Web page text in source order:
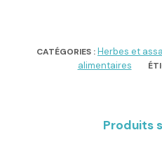
CATÉGORIES :Herbes et
alimentaires
Produits